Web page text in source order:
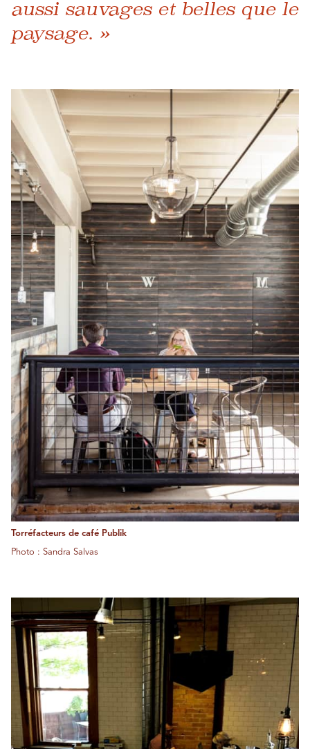
aussi sauvages et belles que le
paysage. »
Torréfacteurs de café Publik
Photo : Sandra Salvas